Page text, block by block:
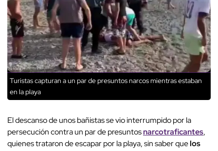
Turistas capturan a un par de presuntos narcos mientras estaban
en la playa
El descanso de unos bañistas se vio interrumpido por la
persecución contra un par de presuntosnarcotraficantes,
quienes trataron de escapar por la playa, sin saber quelos